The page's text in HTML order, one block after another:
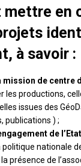
mettre en
à savoir :
mission de centre
les productions,
issues des
publications ) ;
de l’Etat
politique nationale
présence de